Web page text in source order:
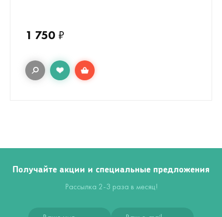
1 750 ₽
Получайте акции и специальные предложения
Рассылка 2-3 раза в месяц!